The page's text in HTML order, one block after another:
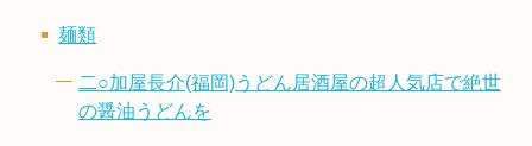
麺類
二○加屋長介(福岡)うどん居酒屋の超人気店で絶世
の醤油うどんを